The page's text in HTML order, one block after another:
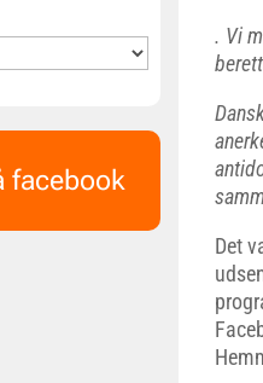
facebook
. Vi
Det